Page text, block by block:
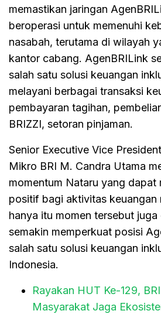
memastikan jaringan
beroperasi untuk memenuhi
nasabah, terutama di wilayah
kantor cabang. AgenBRILink
salah satu solusi keuangan
melayani berbagai transaksi
pembayaran tagihan,
BRIZZI, setoran pinjaman.
Senior Executive Vice
Mikro BRI M. Candra Utama
momentum Nataru yang dapat
positif bagi aktivitas keuangan
hanya itu momen tersebut
semakin memperkuat posisi
salah satu solusi keuangan
Indonesia.
Rayakan HUT Ke-129,
Masyarakat Jaga